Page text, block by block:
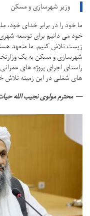
وزیر شهرسازی و مسکن
ما خود را در برابر خدای
خود می دانیم برای توسعه
زیست تلاش کنیم. ما متعهد
شهرسازی و مسکن به یک
راستای اجرای پروژه های
های شغلی در این زمینه تلاش
محترم مولوی نجیب الله